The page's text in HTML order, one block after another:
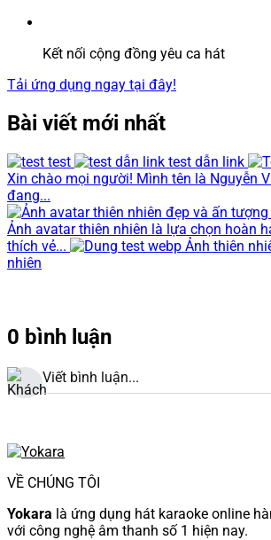
Kết nối cộng đồng yêu ca hát
Tải ứng dụng ngay tại đây!
Bài viết mới nhất
test
test dẫn link
Xin chào mọi người! Mình tên là Nguyễn
đang...
Ảnh avatar thiên nhiên là lựa chọn hoàn
thích vẻ...
Ảnh thiên
nhiên
0 bình luận
Viết bình luận...
VỀ CHÚNG TÔI
Yokara là ứng dụng hát karaoke online
với công nghệ âm thanh số 1 hiện nay.